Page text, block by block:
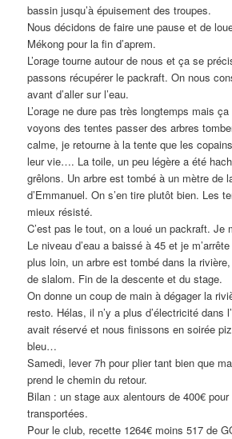
bassin jusqu’à épuisement des troupes.
Nous décidons de faire une pause et de
Mékong pour la fin d’aprem.
L’orage tourne autour de nous et ça se
passons récupérer le packraft. On nous
avant d’aller sur l’eau.
L’orage ne dure pas très longtemps mais
voyons des tentes passer des arbres
calme, je retourne à la tente que les
leur vie…. La toile, un peu légère a été
grêlons. Un arbre est tombé à un mètre de
d’Emmanuel. On s’en tire plutôt bien. Les
mieux résisté.
C’est pas le tout, on a loué un packraft. Je
Le niveau d’eau a baissé à 45 et je
plus loin, un arbre est tombé dans la
de slalom. Fin de la descente et du stage.
On donne un coup de main à dégager la
resto. Hélas, il n’y a plus d’électricité dans
avait réservé et nous finissons en soirée
bleu…
Samedi, lever 7h pour plier tant bien que
prend le chemin du retour.
Bilan : un stage aux alentours de 400€
transportées.
Pour le club, recette 1264€ moins 517 de